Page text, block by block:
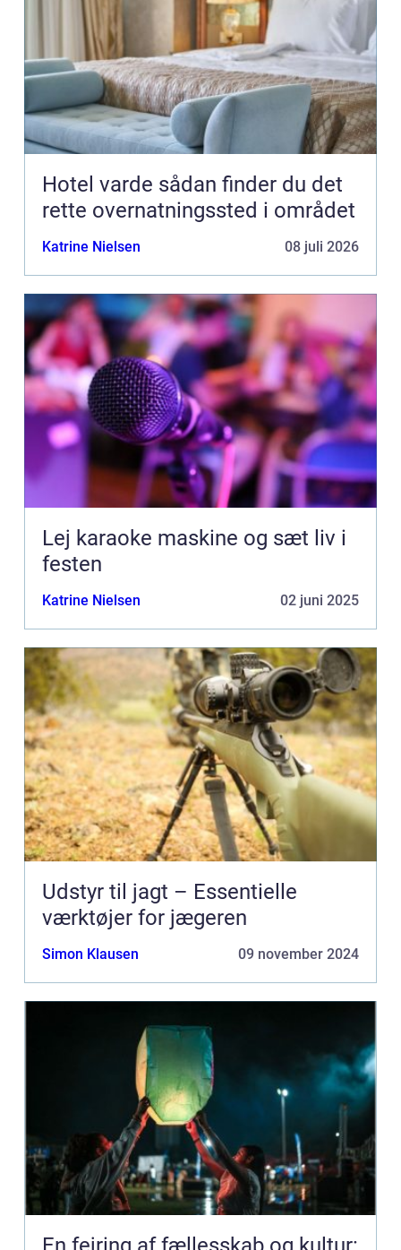
Hotel varde sådan finder du det
rette overnatningssted i området
Katrine Nielsen 08 juli 2026
Lej karaoke maskine og sæt liv i
festen
Katrine Nielsen 02 juni 2025
Udstyr til jagt – Essentielle
værktøjer for jægeren
Simon Klausen 09 november 2024